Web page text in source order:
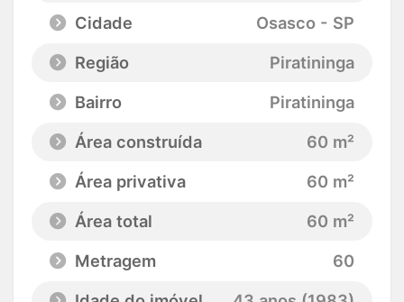
Cidade
Osasco - SP
Região
Piratininga
Bairro
Piratininga
Área construída
60 m²
Área privativa
60 m²
Área total
60 m²
Metragem
60